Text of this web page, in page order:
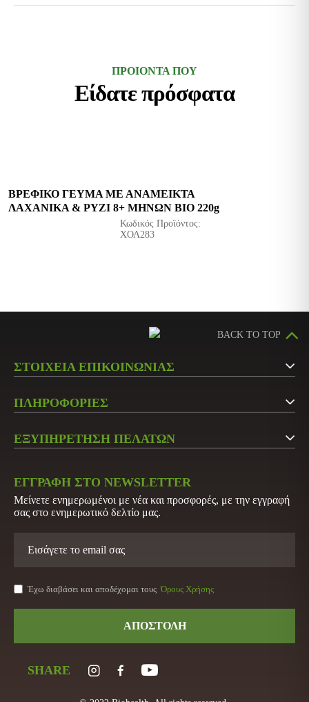
ΠΡΟΙΟΝΤΑ ΠΟΥ
Είδατε πρόσφατα
Κωδικός Προϊόντος:
ΧΟΛ283
ΒΡΕΦΙΚΟ ΓΕΥΜΑ ΜΕ ΑΝΑΜΕΙΚΤΑ
ΛΑΧΑΝΙΚΑ & ΡΥΖΙ 8+ ΜΗΝΩΝ ΒΙΟ 220g
BACK TO TOP
ΣΤΟΙΧΕΙΑ ΕΠΙΚΟΙΝΩΝΙΑΣ
Άγιος Στέφανος Αττικής
Τ.Κ.: 14565
Τ: 210 2848522
E: info@biohygeia.gr
ΠΛΗΡΟΦΟΡΙΕΣ
Κατάλογος
Πιστοποιητικά
Όροι χρήσης
ΕΞΥΠΗΡΕΤΗΣΗ ΠΕΛΑΤΩΝ
Νέα Προϊόντα
Προσφορές
ΕΓΓΡΑΦΗ ΣΤΟ NEWSLETTER
Μείνετε ενημερωμένοι με νέα και προσφορές, με την εγγραφή
σας στο ενημερωτικό δελτίο μας.
ΑΠΟΣΤΟΛΗ
Έχω διαβάσει και αποδέχομαι τους Όρους Χρήσης
SHARE